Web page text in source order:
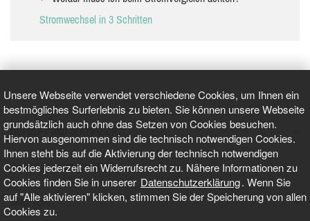
Unsere Webseite verwendet verschiedene Cookies, um Ihnen ein
bestmögliches Surferlebnis zu bieten. Sie können unsere Webseite
grundsätzlich auch ohne das Setzen von Cookies besuchen.
Hiervon ausgenommen sind die technisch notwendigen Cookies.
Ihnen steht bis auf die Aktivierung der technisch notwendigen
Cookies jederzeit ein Widerrufsrecht zu. Nähere Informationen zu
Cookies finden Sie in unserer Datenschutzerklärung. Wenn Sie
auf "Alle aktivieren" klicken, stimmen Sie der Speicherung von allen
Cookies zu.
Stromwechsel in 3 Schritten
GEPRÜFT UND ZERTIFIZIERT
AKTUELLE NACHRICHTEN
TARIFO.DE